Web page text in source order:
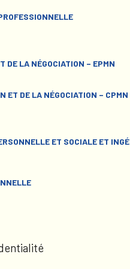
DE LA NÉGOCIATION – EPMN
ET DE LA NÉGOCIATION – CPMN
ET SOCIALE ET